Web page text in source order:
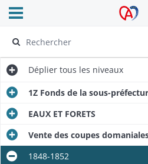
Archives
Ouvrir le menu déroulant
Déplier tous les niveaux
1Z Fonds de la sous-
EAUX ET FORETS
Vente des coupes
1848-1852